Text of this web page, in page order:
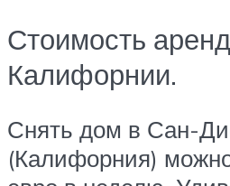
Стоимость
Калифорнии.
Снять дом в Сан-
(Калифорния)